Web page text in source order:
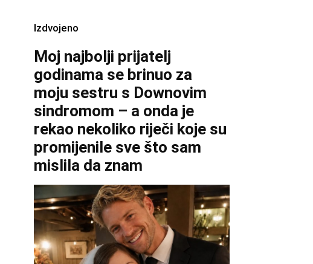
Izdvojeno
Moj najbolji prijatelj
godinama se brinuo za
moju sestru s Downovim
sindromom – a onda je
rekao nekoliko riječi koje su
promijenile sve što sam
mislila da znam